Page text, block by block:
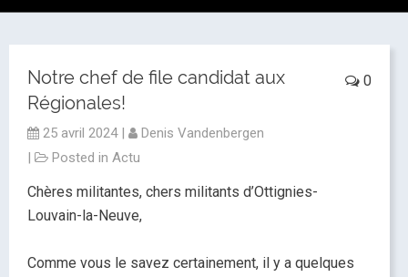
0
Notre chef de file candidat aux
Régionales!
25 avril 2024 |
Denis Vandenbergen
|
Posted in Actu
Chères militantes, chers militants d’Ottignies-
Louvain-la-Neuve,
Comme vous le savez certainement, il y a quelques